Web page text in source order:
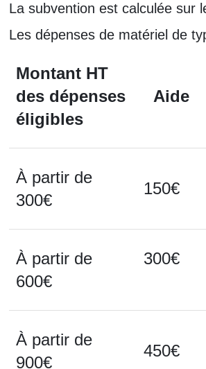
La subvention est calculée sur
Les dépenses de matériel de
Montant HT
des dépenses
éligibles
Aide
À partir de
300€
150€
À partir de
600€
300€
À partir de
900€
450€